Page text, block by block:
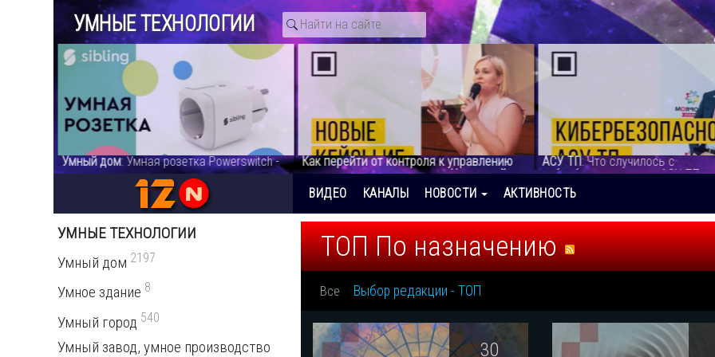
УМНЫЕ ТЕХНОЛОГИИ
Умный дом: Умная розетка Powerswitch -
видео
Как перейти от контроля к управлению
корпоративными данными. Новые кейсы
информационной безо
АСУ ТП: Что случилось с
кибербезопасностью АСУ ТП -
ВИДЕО
КАНАЛЫ НОВОСТИ АКТИВНОСТЬ
ТОП По назначению
Все Выбор редакции - ТОП
30
УМНЫЕ ТЕХНОЛОГИИ
Умный дом 2197
Умное здание 8
Умный город 540
Умный завод, умное производство